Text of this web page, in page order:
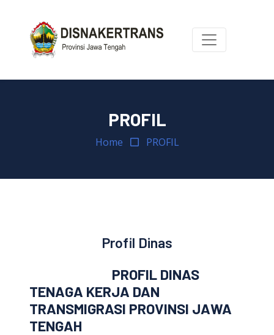
PROFIL
Home PROFIL
Profil Dinas
PROFIL DINAS
TENAGA KERJA DAN
TRANSMIGRASI PROVINSI JAWA
TENGAH